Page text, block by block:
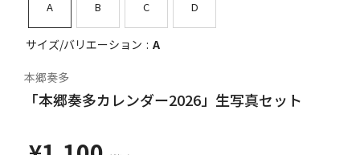
A B C D
サイズ/バリエーション A
本郷奏多
「本郷奏多カレンダー2026」生写真セット